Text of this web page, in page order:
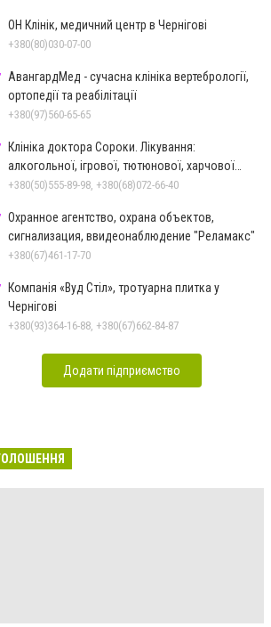
ОН Клінік, медичний центр в Чернігові
+380(80)030-07-00
АвангардМед - сучасна клініка вертебрології,
ортопедії та реабілітації
+380(97)560-65-65
Клініка доктора Сороки. Лікування:
алкогольної, ігрової, тютюнової, харчової
залежностей, неврозів т
+380(50)555-89-98, +380(68)072-66-40
Охранное агентство, охрана объектов,
сигнализация, ввидеонаблюдение "Реламакс"
+380(67)461-17-70
Компанія «Вуд Стіл», тротуарна плитка у
Чернігові
+380(93)364-16-88, +380(67)662-84-87
Додати підприємство